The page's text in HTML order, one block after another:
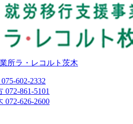
602-2332
861-5101
072-626-2600